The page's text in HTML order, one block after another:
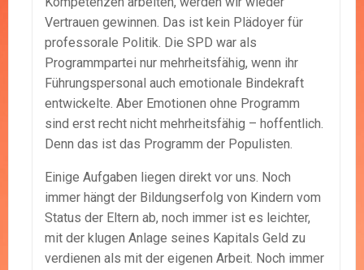
Vertrauen gewinnen. Das ist kein Plädoyer für
professorale Politik. Die SPD war als
Programmpartei nur mehrheitsfähig, wenn ihr
Führungspersonal auch emotionale Bindekraft
entwickelte. Aber Emotionen ohne Programm
sind erst recht nicht mehrheitsfähig – hoffentlich.
Denn das ist das Programm der Populisten.
Einige Aufgaben liegen direkt vor uns. Noch
immer hängt der Bildungserfolg von Kindern vom
Status der Eltern ab, noch immer ist es leichter,
mit der klugen Anlage seines Kapitals Geld zu
verdienen als mit der eigenen Arbeit. Noch immer